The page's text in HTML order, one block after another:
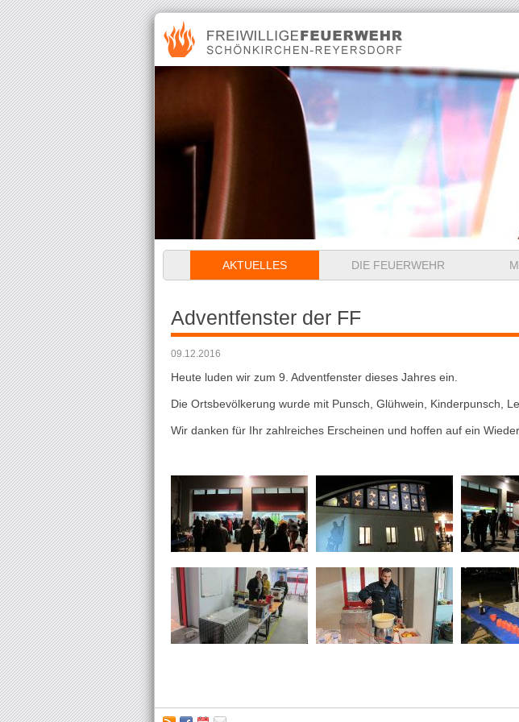
Navigation
AKTUELLES DIE FEUERWEHR
Adventfenster der FF
09.12.2016
Heute luden wir zum 9. Adventfenster dieses Jahres ein.
Die Ortsbevölkerung wurde mit Punsch, Glühwein, Kinderpunsch,
Wir danken für Ihr zahlreiches Erscheinen und hoffen auf ein